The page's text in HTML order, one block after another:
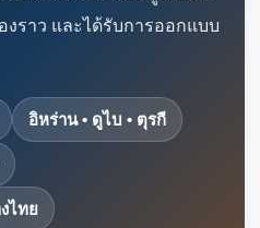
ราว และได้รับการออกแบบ
อิหร่าน • ดูไบ • ตุรกี
ไทย